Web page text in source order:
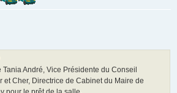
André, Vice Présidente du Conseil
et Cher, Directrice de Cabinet du Maire de